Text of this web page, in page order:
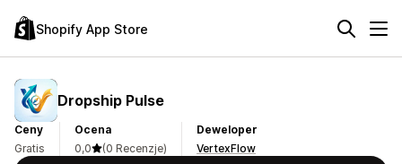
Shopify App Store
Dropship Pulse
Ceny
Gratis
Ocena
0,0
(0 Recenzje)
Deweloper
VertexFlow